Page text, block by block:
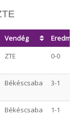
Vendég
Eredmény
ZTE 0-0
Békéscsaba 3-1
Békéscsaba 1-1